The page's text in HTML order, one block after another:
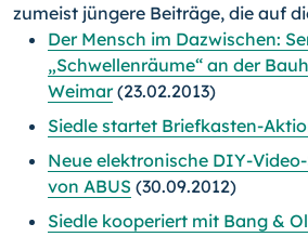
zumeist jüngere Beiträge, die auf
Der Mensch im Dazwischen:
„Schwellenräume“ an der
Weimar(23.02.2013)
Siedle startet Briefkasten-
Neue elektronische DIY-
von ABUS (30.09.2012)
Siedle kooperiert mit Bang &